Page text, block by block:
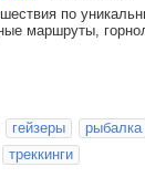
по
маршруты,
гейзеры рыбалка
треккинги